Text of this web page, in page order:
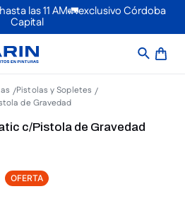
las 11 AM🚛exclusivo Córdoba
Capital
Pistolas y Sopletes
de Gravedad
c/Pistola de Gravedad
OFERTA